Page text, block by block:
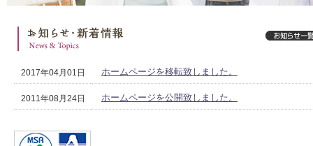
2017年04月01日 ホームページを移転致しました。
2011年08月24日 ホームページを公開致しました。